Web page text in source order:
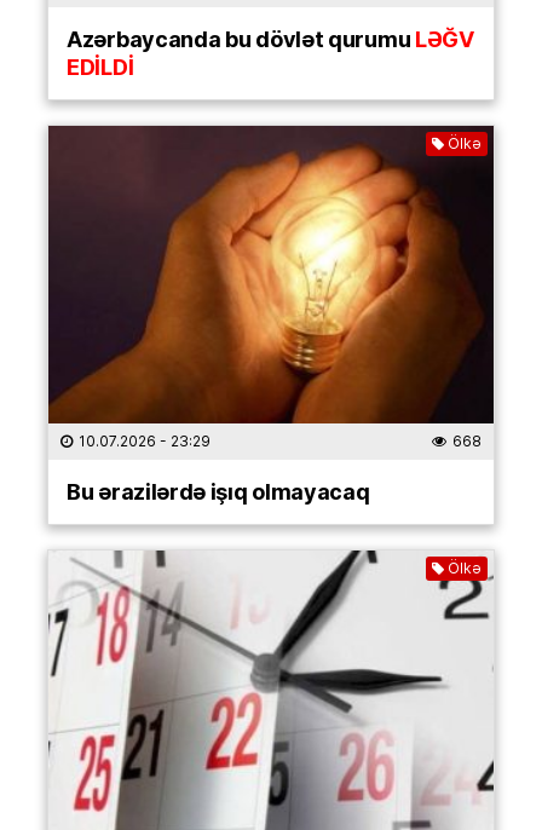
Azərbaycanda bu dövlət qurumuLƏĞV
EDİLDİ
Ölkə
10.07.2026 - 23:29 668
Bu ərazilərdə işıq olmayacaq
Ölkə